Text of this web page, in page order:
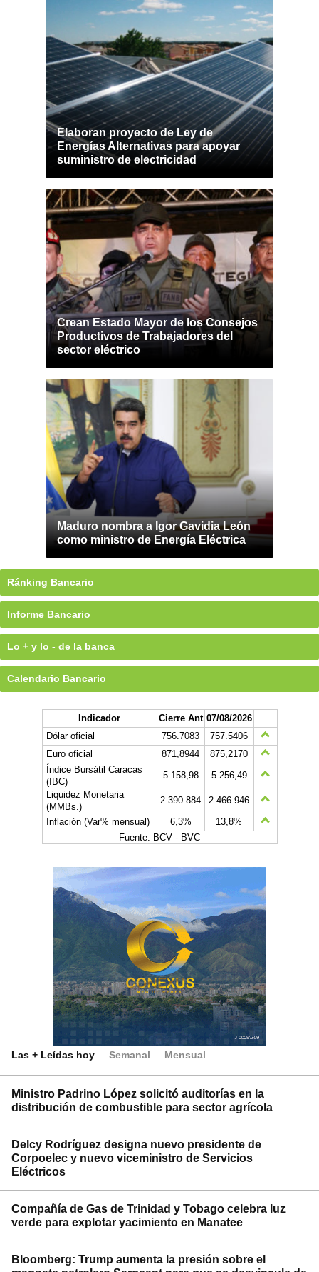
Elaboran proyecto de Ley de
Energías Alternativas para apoyar
suministro de electricidad
Crean Estado Mayor de los Consejos
Productivos de Trabajadores del
sector eléctrico
Maduro nombra a Igor Gavidia León
como ministro de Energía Eléctrica
Ránking Bancario
Informe Bancario
Lo + y lo - de la banca
Calendario Bancario
Indicador Cierre Ant 07/08/2026
Dólar oficial
756.7083
757.5406
Euro oficial
871,8944
875,2170
Índice Bursátil Caracas
(IBC)
5.158,98
5.256,49
Liquidez Monetaria
(MMBs.)
2.390.884
2.466.946
Inflación (Var% mensual)
6,3%
13,8%
Fuente: BCV - BVC
Las + Leídas hoy Semanal Mensual
Ministro Padrino López solicitó auditorías en la
distribución de combustible para sector agrícola
Delcy Rodríguez designa nuevo presidente de
Corpoelec y nuevo viceministro de Servicios
Eléctricos
Compañía de Gas de Trinidad y Tobago celebra luz
verde para explotar yacimiento en Manatee
Bloomberg: Trump aumenta la presión sobre el